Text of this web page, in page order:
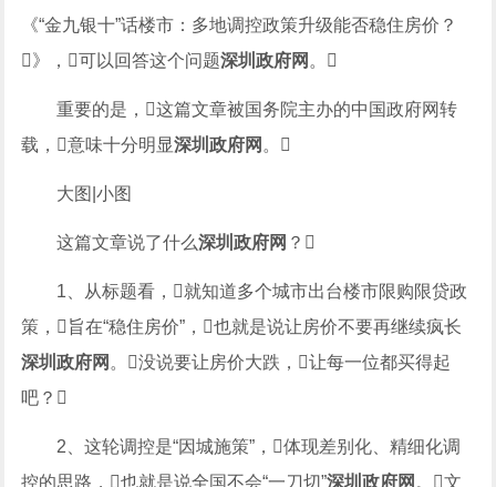
《“金九银十”话楼市：多地调控政策升级能否稳住房价？
》，可以回答这个问题深圳政府网 。
重要的是，这篇文章被国务院主办的中国政府网转
载，意味十分明显深圳政府网 。
大图|小图
这篇文章说了什么深圳政府网 ？
1、从标题看，就知道多个城市出台楼市限购限贷政
策，旨在“稳住房价”，也就是说让房价不要再继续疯长
深圳政府网 。没说要让房价大跌，让每一位都买得起
吧？
2、这轮调控是“因城施策”，体现差别化、精细化调
控的思路，也就是说全国不会“一刀切”深圳政府网 。文